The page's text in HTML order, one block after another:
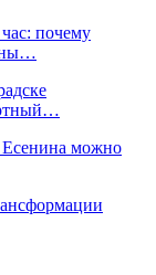
почему
Есенина можно